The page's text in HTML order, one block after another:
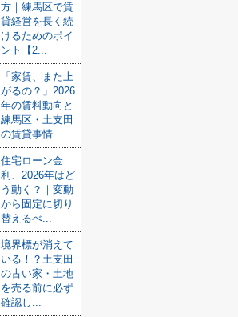
方｜練馬区で賃
貸経営を長く続
けるためのポイ
ント【2...
「家賃、また上
がるの？」2026
年の賃料動向と
練馬区・土支田
の賃貸事情
住宅ローン金
利、2026年はど
う動く？｜変動
から固定に切り
替えるべ...
境界標が消えて
いる！？土支田
の古い家・土地
を売る前に必ず
確認し...